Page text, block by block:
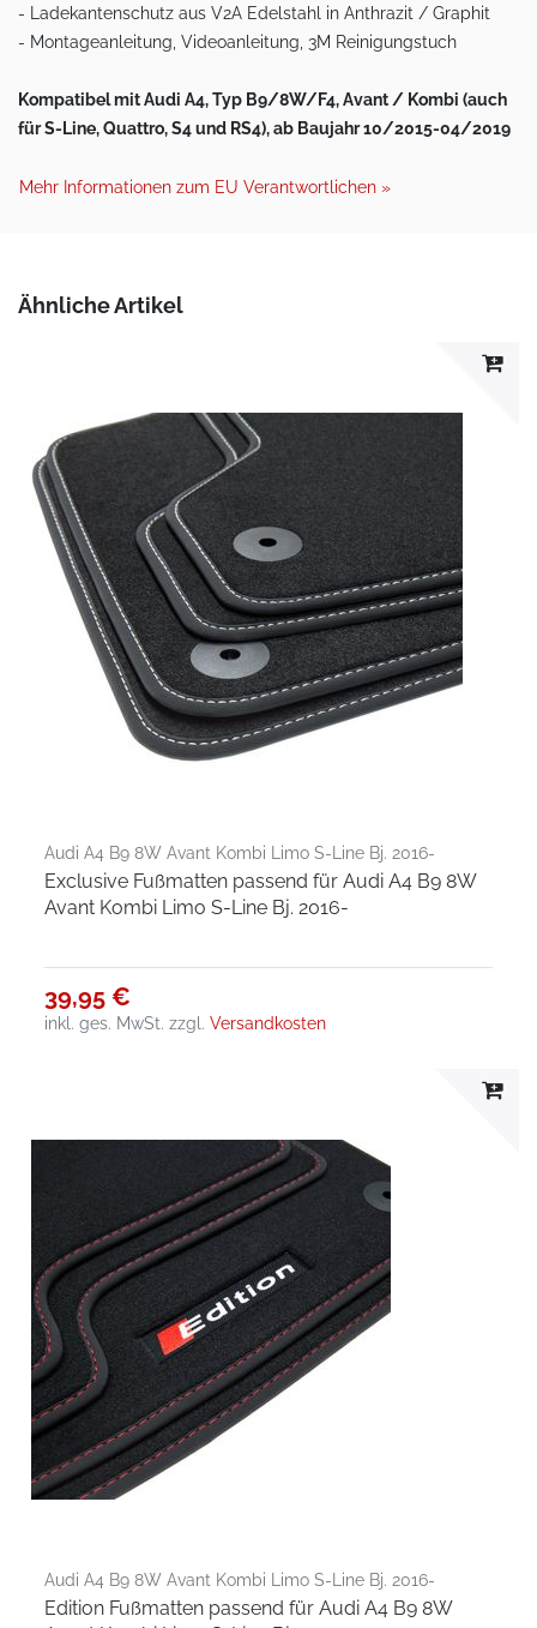
- Ladekantenschutz aus V2A Edelstahl in Anthrazit / Graphit
- Montageanleitung, Videoanleitung, 3M Reinigungstuch
Kompatibel mit Audi A4, Typ B9/8W/F4, Avant / Kombi (auch
für S-Line, Quattro, S4 und RS4), ab Baujahr 10/2015-04/2019
Mehr Informationen zum EU Verantwortlichen »
Ähnliche Artikel
Audi A4 B9 8W Avant Kombi Limo S-Line Bj. 2016-
Exclusive Fußmatten passend für Audi A4 B9 8W
Avant Kombi Limo S-Line Bj. 2016-
39,95 €
inkl. ges. MwSt. zzgl.Versandkosten
Audi A4 B9 8W Avant Kombi Limo S-Line Bj. 2016-
Edition Fußmatten passend für Audi A4 B9 8W